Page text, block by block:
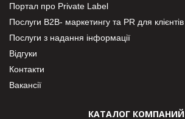
Портал про Private Label
Послуги В2В- маркетингу та PR для клієнтів
Послуги з надання інформації
Відгуки
Контакти
Вакансії
КАТАЛОГ КОМПАНИЙ